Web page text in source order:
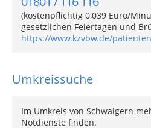
(kostenpflichtig 0,039 Euro/
gesetzlichen Feiertagen und
https://www.kzvbw.de/
Umkreissuche
Im Umkreis von Schwaigern
Notdienste finden.